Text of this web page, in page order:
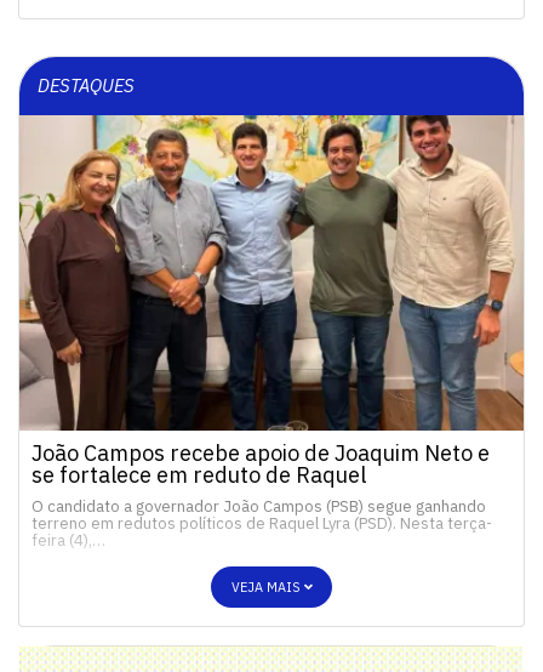
DESTAQUES
João Campos recebe apoio de Joaquim Neto e
se fortalece em reduto de Raquel
O candidato a governador João Campos (PSB) segue ganhando
terreno em redutos políticos de Raquel Lyra (PSD). Nesta terça-
feira (4),…
VEJA MAIS